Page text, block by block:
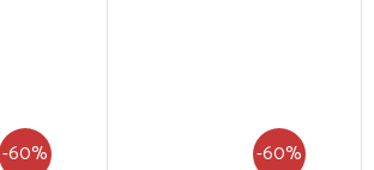
-60%
-60%